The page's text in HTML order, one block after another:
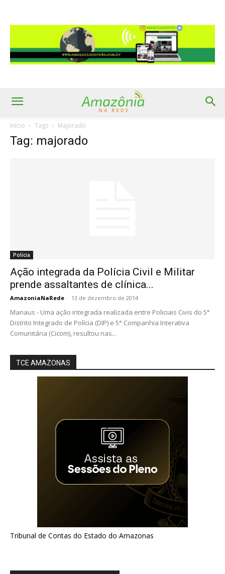
Início Tags Majorado
Tag: majorado
Polícia
Ação integrada da Polícia Civil e Militar
prende assaltantes de clínica...
AmazoniaNaRede - 13 de dezembro de 2014
Manaus - Uma ação integrada realizada entre Policiais Civis do 5°
Distrito Integrado de Polícia (DIP) e 5° Companhia Interativa
Comunitária (Cicom), resultou nas...
TCE AMAZONAS
Tribunal de Contas do Estado do Amazonas